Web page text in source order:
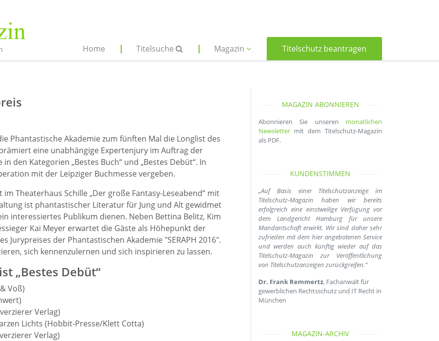
Home Titelsuche Magazin Titelschutz beantragen
Phantastische Akademie zum fünften Mal die Longlist des
eine unabhängige Expertenjury im Auftrag der
den Kategorien „Bestes Buch“ und „Bestes Debüt“. In
mit der Leipziger Buchmesse vergeben.
Theaterhaus Schille „Der große Fantasy-Leseabend“ mit
ist phantastischer Literatur für Jung und Alt gewidmet
interessiertes Publikum dienen. Neben Bettina Belitz, Kim
Kai Meyer erwartet die Gäste als Höhepunkt der
Jurypreises der Phantastischen Akademie "SERAPH 2016".
sich kennenzulernen und sich inspirieren zu lassen.
„Bestes Debüt“
Voß)
Verlag)
Lichts (Hobbit-Presse/Klett Cotta)
Verlag)
MAGAZIN ABONNIEREN
Abonnieren Sie unseren monatlichen
Newsletter mit dem Titelschutz-Magazin
als PDF.
KUNDENSTIMMEN
„Auf Basis einer Titelschutzanzeige im
Titelschutz-Magazin haben wir bereits
erfolgreich eine einstweilige Verfügung vor
dem Landgericht Hamburg für unsere
Mandantschaft erwirkt. Wir sind daher sehr
zufrieden mit dem hier angebotenen Service
und werden auch künftig wieder auf das
Titelschutz-Magazin zur Veröffentlichung
von Titelschutzanzeigen zurückgreifen.“
Dr. Frank Remmertz, Fachanwalt für
gewerblichen Rechtsschutz und IT Recht in
München
MAGAZIN-ARCHIV